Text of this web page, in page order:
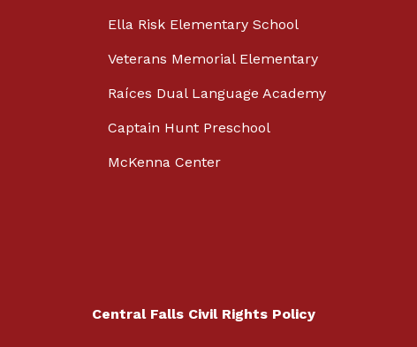
Ella Risk Elementary School
Veterans Memorial Elementary
Raíces Dual Language Academy
Captain Hunt Preschool
McKenna Center
Central Falls Civil Rights Policy